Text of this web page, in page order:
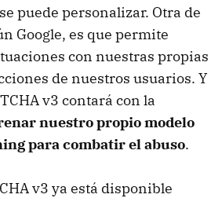
puede personalizar. Otra de
Google, es que permite
con nuestras propias
de nuestros usuarios. Y
v3 contará con la
nuestro propio modelo
para combatir el abuso.
v3 ya está disponible